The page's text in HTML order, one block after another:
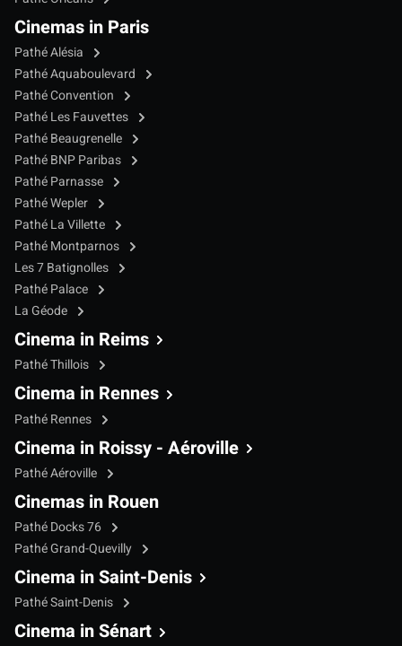
Cinemas in Paris
Pathé Alésia
Pathé Aquaboulevard
Pathé Convention
Pathé Les Fauvettes
Pathé Beaugrenelle
Pathé BNP Paribas
Pathé Parnasse
Pathé Wepler
Pathé La Villette
Pathé Montparnos
Les 7 Batignolles
Pathé Palace
La Géode
Cinema in Reims
Pathé Thillois
Cinema in Rennes
Pathé Rennes
Cinema in Roissy - Aéroville
Pathé Aéroville
Cinemas in Rouen
Pathé Docks 76
Pathé Grand-Quevilly
Cinema in Saint-Denis
Pathé Saint-Denis
Cinema in Sénart